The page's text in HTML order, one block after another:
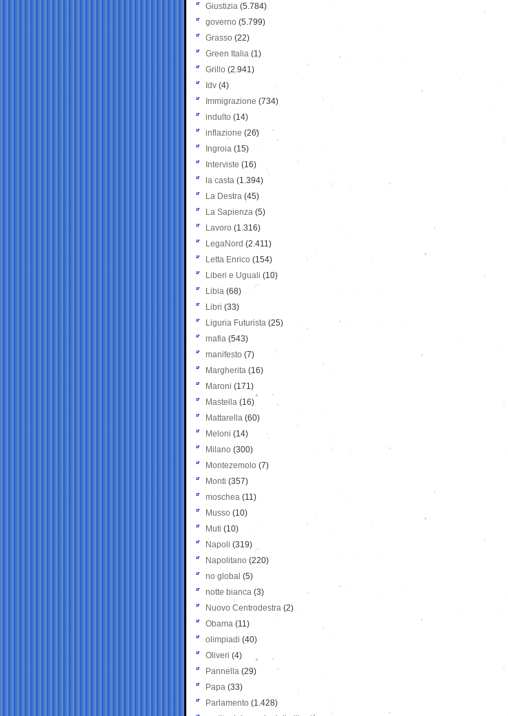
Giustizia (5.784)
governo (5.799)
Grasso (22)
Green Italia (1)
Grillo (2.941)
Idv (4)
Immigrazione (734)
indulto (14)
inflazione (26)
Ingroia (15)
Interviste (16)
la casta (1.394)
La Destra (45)
La Sapienza (5)
Lavoro (1.316)
LegaNord (2.411)
Letta Enrico (154)
Liberi e Uguali (10)
Libia (68)
Libri (33)
Liguria Futurista (25)
mafia (543)
manifesto (7)
Margherita (16)
Maroni (171)
Mastella (16)
Mattarella (60)
Meloni (14)
Milano (300)
Montezemolo (7)
Monti (357)
moschea (11)
Musso (10)
Muti (10)
Napoli (319)
Napolitano (220)
no global (5)
notte bianca (3)
Nuovo Centrodestra (2)
Obama (11)
olimpiadi (40)
Oliveri (4)
Pannella (29)
Papa (33)
Parlamento (1.428)